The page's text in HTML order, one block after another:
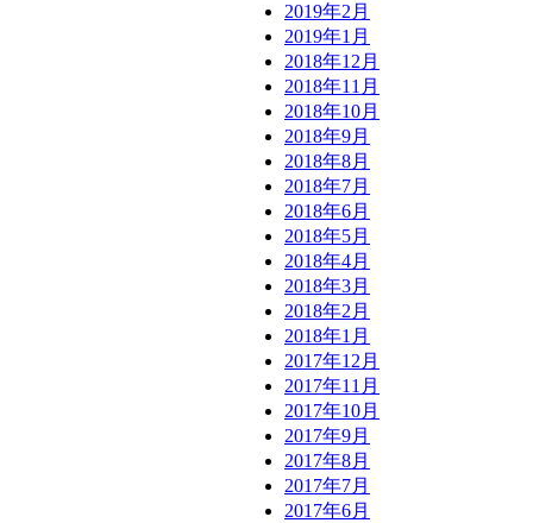
2019年2月
2019年1月
2018年12月
2018年11月
2018年10月
2018年9月
2018年8月
2018年7月
2018年6月
2018年5月
2018年4月
2018年3月
2018年2月
2018年1月
2017年12月
2017年11月
2017年10月
2017年9月
2017年8月
2017年7月
2017年6月